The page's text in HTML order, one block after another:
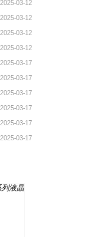
2025-03-12
2025-03-12
2025-03-12
2025-03-12
2025-03-17
2025-03-17
2025-03-17
2025-03-17
2025-03-17
2025-03-17